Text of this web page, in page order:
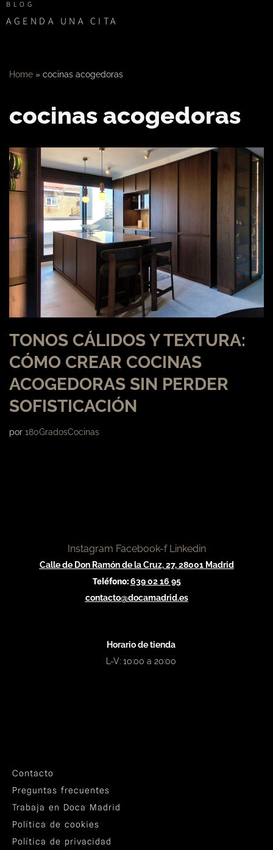
BLOG
AGENDA UNA CITA
Home » cocinas acogedoras
cocinas acogedoras
TONOS CÁLIDOS Y TEXTURA:
CÓMO CREAR COCINAS
ACOGEDORAS SIN PERDER
SOFISTICACIÓN
por 180GradosCocinas
Instagram Facebook-f Linkedin
Calle de Don Ramón de la Cruz, 27, 28001 Madrid
Teléfono:639 02 16 95
contacto@docamadrid.es
Horario de tienda
L-V: 10:00 a 20:00
Contacto
Preguntas frecuentes
Trabaja en Doca Madrid
Política de cookies
Política de privacidad